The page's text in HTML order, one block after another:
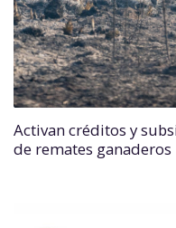
Activan créditos y
de remates ganaderos